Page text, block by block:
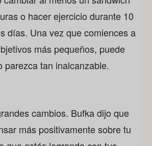
o hacer ejercicio durante 10
días. Una vez que comiences a
más pequeños, puede
parezca tan inalcanzable.
cambios. Bufka dijo que
más positivamente sobre tu